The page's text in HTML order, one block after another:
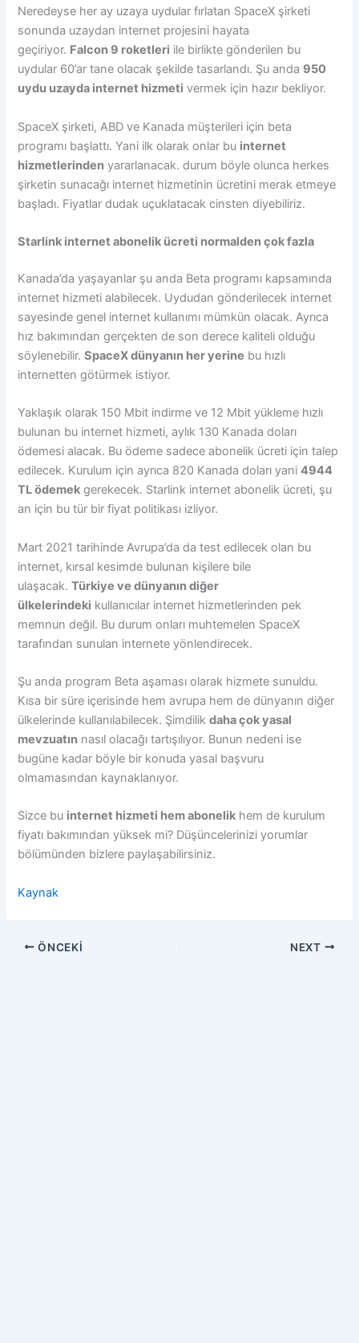
Neredeyse her ay uzaya uydular fırlatan SpaceX şirketi
sonunda uzaydan internet projesini hayata
geçiriyor. Falcon 9 roketleri ile birlikte gönderilen bu
uydular 60’ar tane olacak şekilde tasarlandı. Şu anda 950
uydu uzayda internet hizmeti vermek için hazır bekliyor.
SpaceX şirketi, ABD ve Kanada müşterileri için beta
programı başlattı. Yani ilk olarak onlar bu internet
hizmetlerinden yararlanacak. durum böyle olunca herkes
şirketin sunacağı internet hizmetinin ücretini merak etmeye
başladı. Fiyatlar dudak uçuklatacak cinsten diyebiliriz.
Starlink internet abonelik ücreti normalden çok fazla
Kanada’da yaşayanlar şu anda Beta programı kapsamında
internet hizmeti alabilecek. Uydudan gönderilecek internet
sayesinde genel internet kullanımı mümkün olacak. Ayrıca
hız bakımından gerçekten de son derece kaliteli olduğu
söylenebilir.SpaceX dünyanın her yerine bu hızlı
internetten götürmek istiyor.
Yaklaşık olarak 150 Mbit indirme ve 12 Mbit yükleme hızlı
bulunan bu internet hizmeti, aylık 130 Kanada doları
ödemesi alacak. Bu ödeme sadece abonelik ücreti için talep
edilecek. Kurulum için ayrıca 820 Kanada doları yani4944
TL ödemek gerekecek. Starlink internet abonelik ücreti, şu
an için bu tür bir fiyat politikası izliyor.
Mart 2021 tarihinde Avrupa’da da test edilecek olan bu
internet, kırsal kesimde bulunan kişilere bile
ulaşacak.Türkiye ve dünyanın diğer
ülkelerindeki kullanıcılar internet hizmetlerinden pek
memnun değil. Bu durum onları muhtemelen SpaceX
tarafından sunulan internete yönlendirecek.
Şu anda program Beta aşaması olarak hizmete sunuldu.
Kısa bir süre içerisinde hem avrupa hem de dünyanın diğer
ülkelerinde kullanılabilecek. Şimdilikdaha çok yasal
mevzuatın nasıl olacağı tartışılıyor. Bunun nedeni ise
bugüne kadar böyle bir konuda yasal başvuru
olmamasından kaynaklanıyor.
Sizce bu internet hizmeti hem abonelik hem de kurulum
fiyatı bakımından yüksek mi? Düşüncelerinizi yorumlar
bölümünden bizlere paylaşabilirsiniz.
Kaynak
ÖNCEKI NEXT